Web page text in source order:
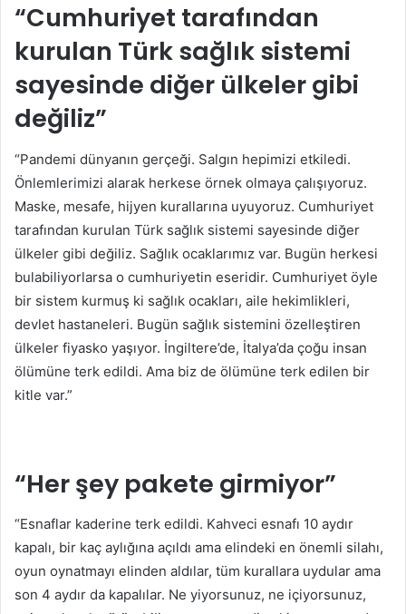
“Cumhuriyet tarafından
kurulan Türk sağlık sistemi
sayesinde diğer ülkeler gibi
değiliz”
“Pandemi dünyanın gerçeği. Salgın hepimizi etkiledi.
Önlemlerimizi alarak herkese örnek olmaya çalışıyoruz.
Maske, mesafe, hijyen kurallarına uyuyoruz. Cumhuriyet
tarafından kurulan Türk sağlık sistemi sayesinde diğer
ülkeler gibi değiliz. Sağlık ocaklarımız var. Bugün herkesi
bulabiliyorlarsa o cumhuriyetin eseridir. Cumhuriyet öyle
bir sistem kurmuş ki sağlık ocakları, aile hekimlikleri,
devlet hastaneleri. Bugün sağlık sistemini özelleştiren
ülkeler fiyasko yaşıyor. İngiltere’de, İtalya’da çoğu insan
ölümüne terk edildi. Ama biz de ölümüne terk edilen bir
kitle var.”
“Her şey pakete girmiyor”
“Esnaflar kaderine terk edildi. Kahveci esnafı 10 aydır
kapalı, bir kaç aylığına açıldı ama elindeki en önemli silahı,
oyun oynatmayı elinden aldılar, tüm kurallara uydular ama
son 4 aydır da kapalılar. Ne yiyorsunuz, ne içiyorsunuz,